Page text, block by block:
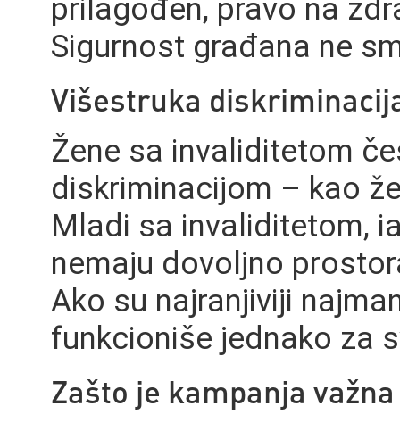
prilagođen, pravo na
Sigurnost građana ne
Višestruka
Žene sa invaliditetom
diskriminacijom – kao
Mladi sa invaliditetom,
nemaju dovoljno
Ako su najranjiviji
funkcioniše jednako za
Zašto je kampanja važna